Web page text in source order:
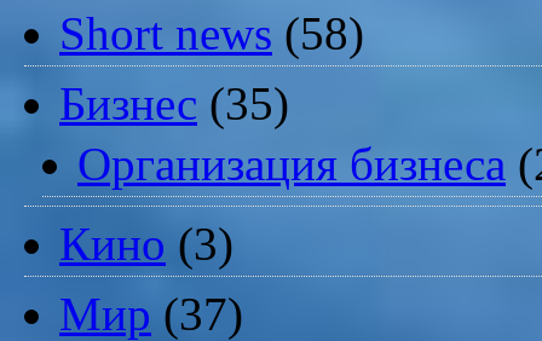
Short news (58)
Бизнес (35)
Организация бизнеса
Кино (3)
Мир (37)